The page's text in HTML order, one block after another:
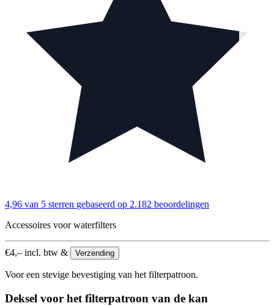
4,96 van 5 sterren gebaseerd op 2.182 beoordelingen
Accessoires voor waterfilters
€4,– incl. btw & Verzending
Voor een stevige bevestiging van het filterpatroon.
Deksel voor het filterpatroon van de kan